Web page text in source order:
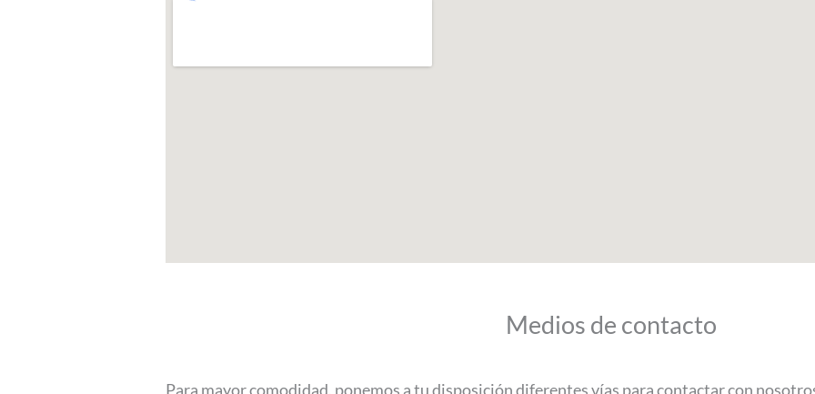
Medios de contacto
Para mayor comodidad, ponemos a tu disposición diferentes vías para contactar con